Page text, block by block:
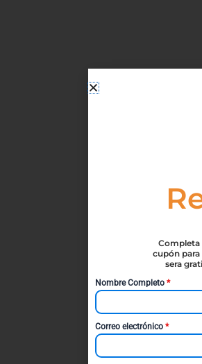
Completa
cupón para
sera
Nombre Completo *
Correo electrónico *